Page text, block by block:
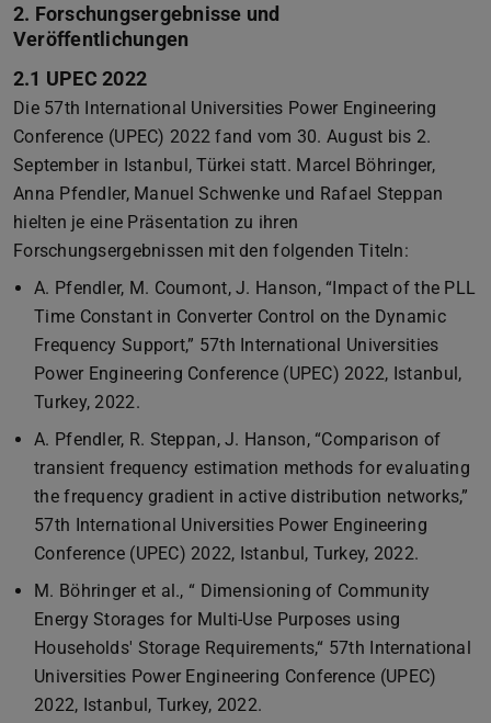
2. Forschungsergebnisse und
Veröffentlichungen
2.1 UPEC 2022
Die 57th International Universities Power Engineering
Conference (UPEC) 2022 fand vom 30. August bis 2.
September in Istanbul, Türkei statt. Marcel Böhringer,
Anna Pfendler, Manuel Schwenke und Rafael Steppan
hielten je eine Präsentation zu ihren
Forschungsergebnissen mit den folgenden Titeln:
A. Pfendler, M. Coumont, J. Hanson, “Impact of the PLL
Time Constant in Converter Control on the Dynamic
Frequency Support,” 57th International Universities
Power Engineering Conference (UPEC) 2022, Istanbul,
Turkey, 2022.
A. Pfendler, R. Steppan, J. Hanson, “Comparison of
transient frequency estimation methods for evaluating
the frequency gradient in active distribution networks,”
57th International Universities Power Engineering
Conference (UPEC) 2022, Istanbul, Turkey, 2022.
M. Böhringer et al., “ Dimensioning of Community
Energy Storages for Multi-Use Purposes using
Households' Storage Requirements,“ 57th International
Universities Power Engineering Conference (UPEC)
2022, Istanbul, Turkey, 2022.